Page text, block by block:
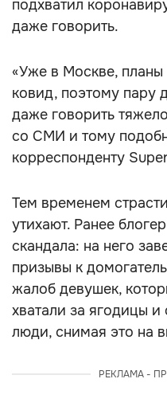
подхватил
даже говорить.
«Уже в Москве,
ковид, поэтому пару
даже говорить
со СМИ и тому
корреспонденту
Тем временем
утихают. Ранее
скандала: на него
призывы к
жалоб девушек,
хватали за ягодицы
люди, снимая это на
РЕКЛАМА -